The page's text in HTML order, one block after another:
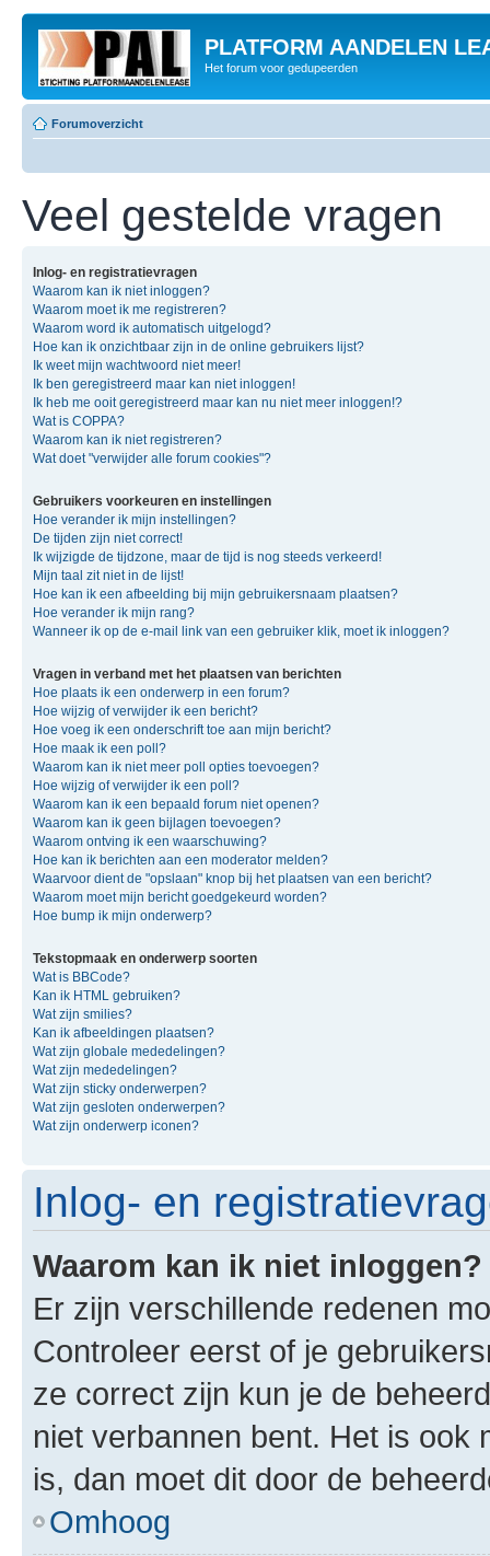
PLATFORM AANDELEN
Het forum voor gedupeerden
Forumoverzicht
Veel gestelde vragen
Inlog- en registratievragen
Waarom kan ik niet inloggen?
Waarom moet ik me registreren?
Waarom word ik automatisch uitgelogd?
Hoe kan ik onzichtbaar zijn in de online gebruikers lijst?
Ik weet mijn wachtwoord niet meer!
Ik ben geregistreerd maar kan niet inloggen!
Ik heb me ooit geregistreerd maar kan nu niet meer inloggen!?
Wat is COPPA?
Waarom kan ik niet registreren?
Wat doet "verwijder alle forum cookies"?
Gebruikers voorkeuren en instellingen
Hoe verander ik mijn instellingen?
De tijden zijn niet correct!
Ik wijzigde de tijdzone, maar de tijd is nog steeds verkeerd!
Mijn taal zit niet in de lijst!
Hoe kan ik een afbeelding bij mijn gebruikersnaam plaatsen?
Hoe verander ik mijn rang?
Wanneer ik op de e-mail link van een gebruiker klik, moet ik inloggen?
Vragen in verband met het plaatsen van berichten
Hoe plaats ik een onderwerp in een forum?
Hoe wijzig of verwijder ik een bericht?
Hoe voeg ik een onderschrift toe aan mijn bericht?
Hoe maak ik een poll?
Waarom kan ik niet meer poll opties toevoegen?
Hoe wijzig of verwijder ik een poll?
Waarom kan ik een bepaald forum niet openen?
Waarom kan ik geen bijlagen toevoegen?
Waarom ontving ik een waarschuwing?
Hoe kan ik berichten aan een moderator melden?
Waarvoor dient de "opslaan" knop bij het plaatsen van een bericht?
Waarom moet mijn bericht goedgekeurd worden?
Hoe bump ik mijn onderwerp?
Tekstopmaak en onderwerp soorten
Wat is BBCode?
Kan ik HTML gebruiken?
Wat zijn smilies?
Kan ik afbeeldingen plaatsen?
Wat zijn globale mededelingen?
Wat zijn mededelingen?
Wat zijn sticky onderwerpen?
Wat zijn gesloten onderwerpen?
Wat zijn onderwerp iconen?
Inlog- en
Waarom kan ik niet inloggen?
Er zijn verschillende redenen
Controleer eerst of je
ze correct zijn kun je de
niet verbannen bent. Het is ook
is, dan moet dit door de
Omhoog